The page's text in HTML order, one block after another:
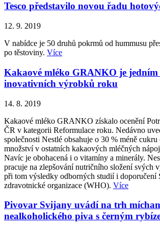
Tesco představilo novou řadu
12. 9. 2019
V nabídce je 50 druhů pokrmů od hummusu
po těstoviny. Více
Kakaové mléko GRANKO je jedním
inovativních výrobků roku
14. 8. 2019
Kakaové mléko GRANKO získalo ocenění
ČR v kategorii Reformulace roku. Nedávno
společnosti Nestlé obsahuje o 30 % méně
množství v ostatních kakaových mléčných
Navíc je obohacená i o vitamíny a minerály.
pracuje na zlepšování nutričního složení svých
při tom výsledky odborných studií i doporučení
zdravotnické organizace (WHO). Více
Pivovar Svijany uvádí na trh
nealkoholického piva s černým